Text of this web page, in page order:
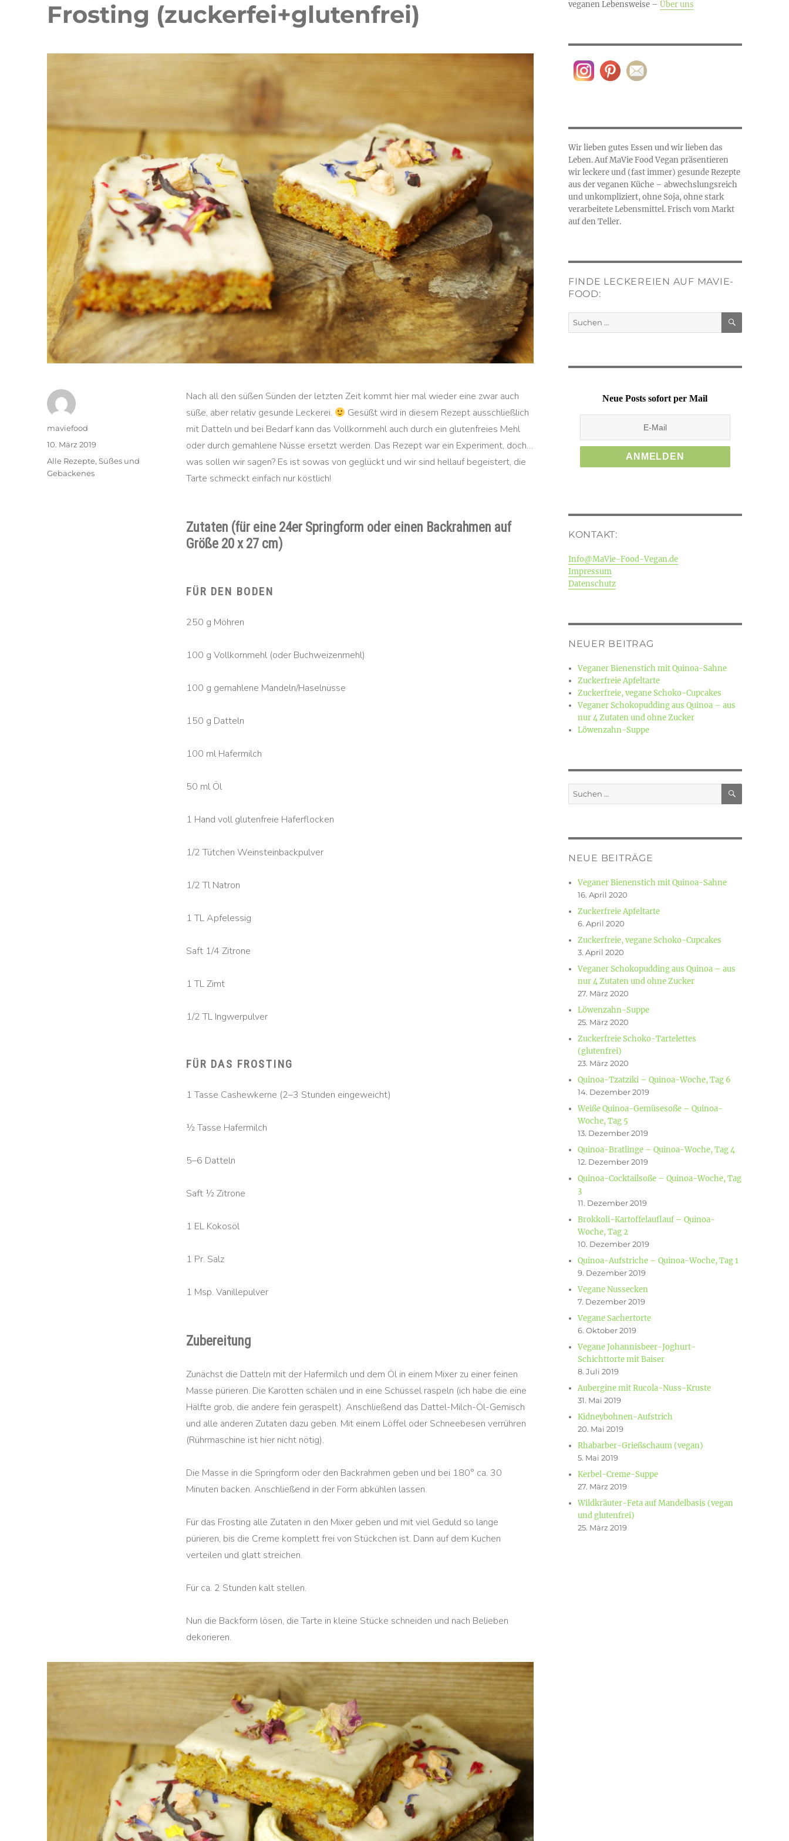
Frosting (zuckerfei+glutenfrei)
Nach all den süßen Sünden der letzten Zeit kommt hier mal wieder eine zwar auch
süße, aber relativ gesunde Leckerei.
Gesüßt wird in diesem Rezept ausschließlich
mit Datteln und bei Bedarf kann das Vollkornmehl auch durch ein glutenfreies Mehl
oder durch gemahlene Nüsse ersetzt werden. Das Rezept war ein Experiment, doch…
was sollen wir sagen? Es ist sowas von geglückt und wir sind hellauf begeistert, die
Tarte schmeckt einfach nur köstlich!
Zutaten (für eine 24er Springform oder einen Backrahmen auf
Größe 20 x 27 cm)
FÜR DEN BODEN
250 g Möhren
100 g Vollkornmehl (oder Buchweizenmehl)
100 g gemahlene Mandeln/Haselnüsse
150 g Datteln
100 ml Hafermilch
50 ml Öl
1 Hand voll glutenfreie Haferflocken
1/2 Tütchen Weinsteinbackpulver
1/2 Tl Natron
1 TL Apfelessig
Saft 1/4 Zitrone
1 TL Zimt
1/2 TL Ingwerpulver
FÜR DAS FROSTING
1 Tasse Cashewkerne (2–3 Stunden eingeweicht)
½ Tasse Hafermilch
5–6 Datteln
Saft ½ Zitrone
1 EL Kokosöl
1 Pr. Salz
1 Msp. Vanillepulver
Zubereitung
Zunächst die Datteln mit der Hafermilch und dem Öl in einem Mixer zu einer feinen
Masse pürieren. Die Karotten schälen und in eine Schüssel raspeln (ich habe die eine
Hälfte grob, die andere fein geraspelt). Anschließend das Dattel-Milch-Öl-Gemisch
und alle anderen Zutaten dazu geben. Mit einem Löffel oder Schneebesen verrühren
(Rührmaschine ist hier nicht nötig).
Die Masse in die Springform oder den Backrahmen geben und bei 180° ca. 30
Minuten backen. Anschließend in der Form abkühlen lassen.
Für das Frosting alle Zutaten in den Mixer geben und mit viel Geduld so lange
pürieren, bis die Creme komplett frei von Stückchen ist. Dann auf dem Kuchen
verteilen und glatt streichen.
Für ca. 2 Stunden kalt stellen.
Nun die Backform lösen, die Tarte in kleine Stücke schneiden und nach Belieben
dekorieren.
Autor
maviefood
Veröffentlicht
am
10. März 2019
Kategorien
Alle Rezepte,Süßes und
Gebackenes
veganen Lebensweise – Über uns
Wir lieben gutes Essen und wir lieben das
Leben. Auf MaVie Food Vegan präsentieren
wir leckere und (fast immer) gesunde Rezepte
aus der veganen Küche – abwechslungsreich
und unkompliziert, ohne Soja, ohne stark
verarbeitete Lebensmittel. Frisch vom Markt
auf den Teller.
FINDE LECKEREIEN AUF MAVIE-
FOOD:
Suchen
nach:
SUCHEN
Neue Posts sofort per Mail
KONTAKT:
Info@MaVie-Food-Vegan.de
Impressum
Datenschutz
NEUER BEITRAG
Veganer Bienenstich mit Quinoa-Sahne
Zuckerfreie Apfeltarte
Zuckerfreie, vegane Schoko-Cupcakes
Veganer Schokopudding aus Quinoa – aus
nur 4 Zutaten und ohne Zucker
Löwenzahn-Suppe
Suchen
nach:
SUCHEN
NEUE BEITRÄGE
Veganer Bienenstich mit Quinoa-Sahne
16. April 2020
Zuckerfreie Apfeltarte
6. April 2020
Zuckerfreie, vegane Schoko-Cupcakes
3. April 2020
Veganer Schokopudding aus Quinoa – aus
nur 4 Zutaten und ohne Zucker
27. März 2020
Löwenzahn-Suppe
25. März 2020
Zuckerfreie Schoko-Tartelettes
(glutenfrei)
23. März 2020
Quinoa-Tzatziki – Quinoa-Woche, Tag 6
14. Dezember 2019
Weiße Quinoa-Gemüsesoße – Quinoa-
Woche, Tag 5
13. Dezember 2019
Quinoa-Bratlinge – Quinoa-Woche, Tag 4
12. Dezember 2019
Quinoa-Cocktailsoße – Quinoa-Woche, Tag
3
11. Dezember 2019
Brokkoli-Kartoffelauflauf – Quinoa-
Woche, Tag 2
10. Dezember 2019
Quinoa-Aufstriche – Quinoa-Woche, Tag 1
9. Dezember 2019
Vegane Nussecken
7. Dezember 2019
Vegane Sachertorte
6. Oktober 2019
Vegane Johannisbeer-Joghurt-
Schichttorte mit Baiser
8. Juli 2019
Aubergine mit Rucola-Nuss-Kruste
31. Mai 2019
Kidneybohnen-Aufstrich
20. Mai 2019
Rhabarber-Grießschaum (vegan)
5. Mai 2019
Kerbel-Creme-Suppe
27. März 2019
Wildkräuter-Feta auf Mandelbasis (vegan
und glutenfrei)
25. März 2019